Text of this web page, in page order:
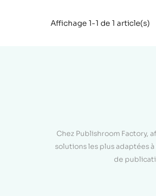
Affichage 1-1 de 1 article(s)
Chez Publishroom Factory,
solutions les plus adaptées
de